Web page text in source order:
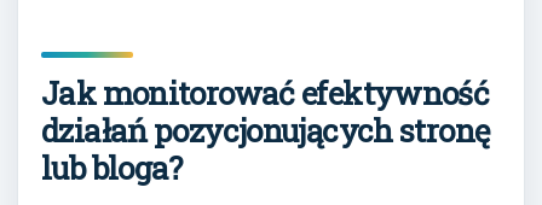
Jak monitorować efektywność
działań pozycjonujących stronę
lub bloga?